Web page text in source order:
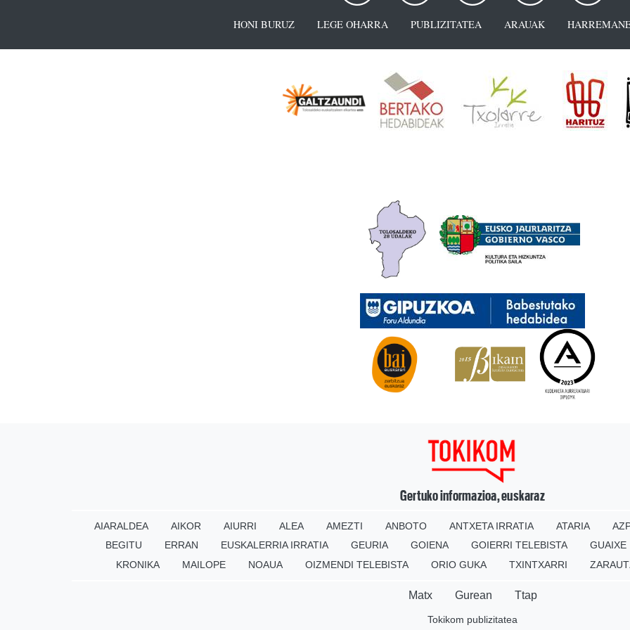
HONI BURUZ LEGE OHARRA PUBLIZITATEA ARAUAK
Gertuko informazioa, euskaraz
AIARALDEA AIKOR AIURRI ALEA AMEZTI ANBOTO ANTXETA IRRATIA ATARIA
BEGITU
ERRAN EUSKALERRIA IRRATIA GEURIA GOIENA GOIERRI TELEBISTA
GUAIXE
KRONIKA
MAILOPE NOAUA OIZMENDI TELEBISTA ORIO GUKA TXINTXARRI
Matx Gurean Ttap
Tokikom publizitatea